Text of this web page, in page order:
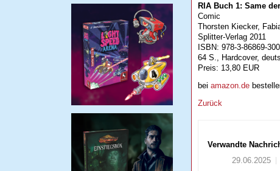
RIA Buch 1: Same
Comic
Thorsten Kiecker,
Splitter-Verlag 2011
ISBN: 978-3-86869-
64 S., Hardcover,
Preis: 13,80 EUR
bei amazon.de
Zurück
Verwandte
29.06.2025